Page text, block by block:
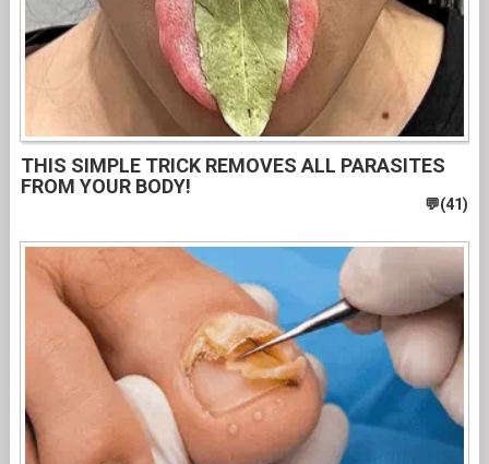
THIS SIMPLE TRICK REMOVES ALL PARASITES
FROM YOUR BODY!